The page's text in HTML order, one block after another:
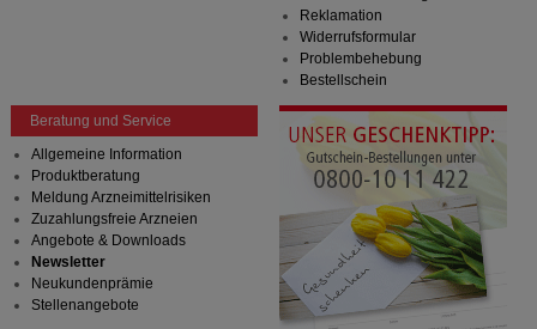
Reklamation
Widerrufsformular
Problembehebung
Bestellschein
Beratung und Service
Allgemeine Information
Produktberatung
Meldung Arzneimittelrisiken
Zuzahlungsfreie Arzneien
Angebote & Downloads
Newsletter
Neukundenprämie
Stellenangebote